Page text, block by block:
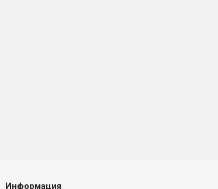
Информация